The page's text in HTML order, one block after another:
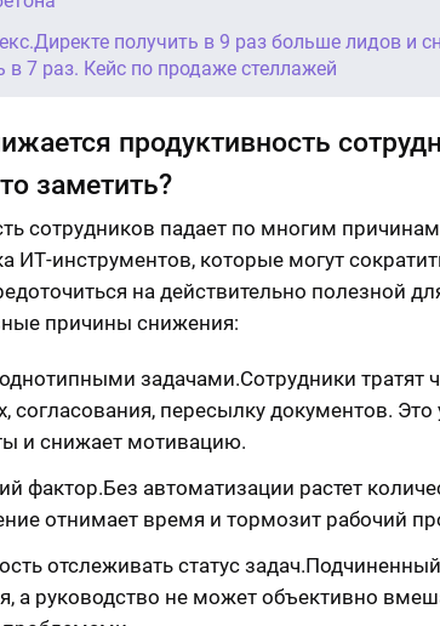
получить в 9 раз больше лидов и
в 7 раз. Кейс по продаже стеллажей
продуктивность
заметить?
сотрудников падает по многим
ИТ-инструментов, которые могут
на действительно полезной
причины снижения:
задачами.Сотрудники тратят
согласования, пересылку документов. Это
и снижает мотивацию.
фактор.Без автоматизации растет
отнимает время и тормозит рабочий
отслеживать статус
а руководство не может объективно